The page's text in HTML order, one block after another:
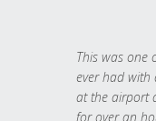
This was one
ever had with
at the airport
for over an